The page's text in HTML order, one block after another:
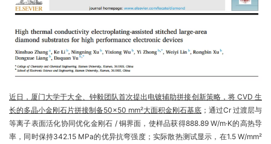
近日，厦门大学于大全、钟毅团队首次提出电镀辅助拼接创新策略，将 CVD 生
长的多晶小金刚石片拼接制备50×50 mm²大面积金刚石基底 ；通过Cr 过渡层与
等离子表面活化协同优化金刚石 / 铜界面，使样品获得888.89 W/m·K的高热导
率，同时保持342.15 MPa的优异抗弯强度；实际散热测试显示，在1.5 W/mm²